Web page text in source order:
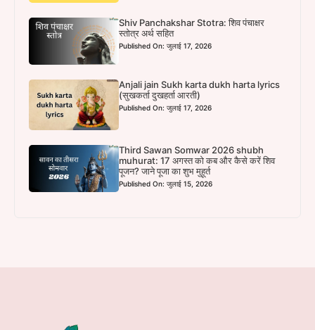
Shiv Panchakshar Stotra: शिव पंचाक्षर
स्तोत्र अर्थ सहित
Published On: जुलाई 17, 2026
Anjali jain Sukh karta dukh harta lyrics
(सुखकर्ता दुखहर्ता आरती)
Published On: जुलाई 17, 2026
Third Sawan Somwar 2026 shubh
muhurat: 17 अगस्त को कब और कैसे करें शिव
पूजन? जाने पूजा का शुभ मुहूर्त
Published On: जुलाई 15, 2026